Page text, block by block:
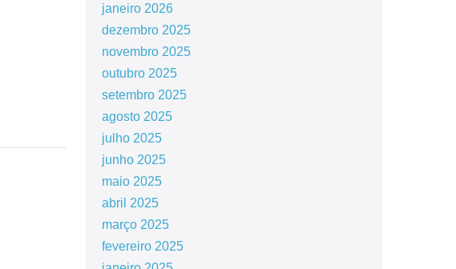
janeiro 2026
dezembro 2025
novembro 2025
outubro 2025
setembro 2025
agosto 2025
julho 2025
junho 2025
maio 2025
abril 2025
março 2025
fevereiro 2025